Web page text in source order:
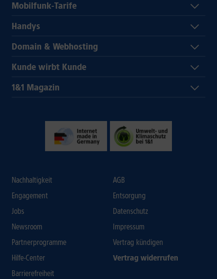
Mobilfunk-Tarife
Handys
Domain & Webhosting
Kunde wirbt Kunde
1&1 Magazin
Nachhaltigkeit
Engagement
Jobs
Newsroom
Partnerprogramme
Hilfe-Center
Barrierefreiheit
AGB
Entsorgung
Datenschutz
Impressum
Vertrag kündigen
Vertrag widerrufen